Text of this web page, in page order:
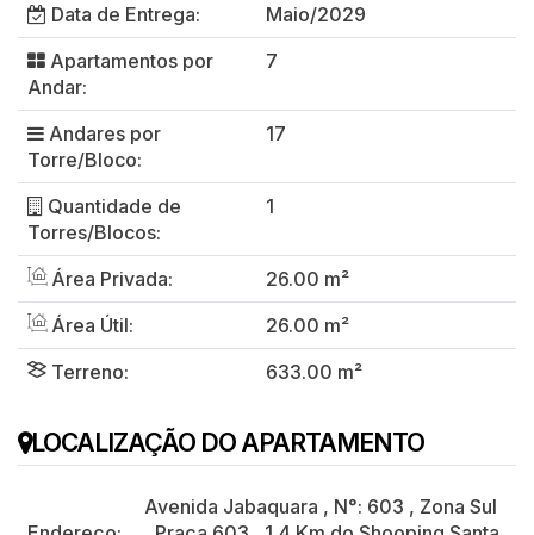
Data de Entrega:
Maio/2029
Apartamentos por
Andar:
7
Andares por
Torre/Bloco:
17
Quantidade de
Torres/Blocos:
1
Área Privada:
26.00 m²
Área Útil:
26.00 m²
Terreno:
633.00 m²
LOCALIZAÇÃO DO APARTAMENTO
Avenida Jabaquara , N°: 603 , Zona Sul